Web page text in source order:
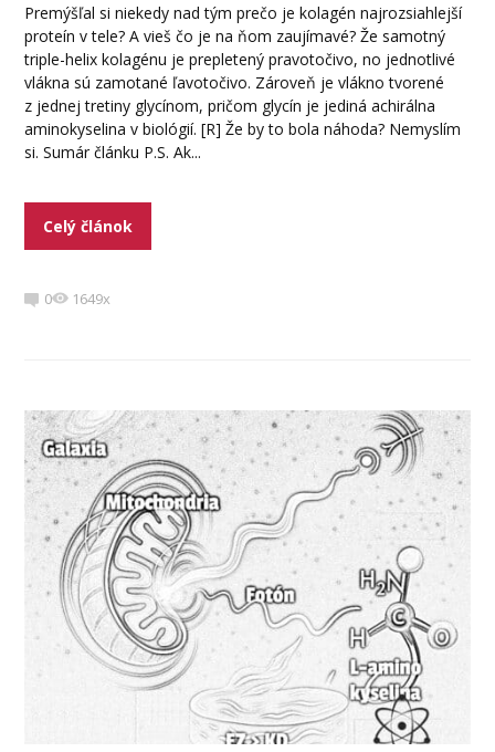
Premýšľal si niekedy nad tým prečo je kolagén najrozsiahlejší
proteín v tele? A vieš čo je na ňom zaujímavé? Že samotný
triple-helix kolagénu je prepletený pravotočivo, no jednotlivé
vlákna sú zamotané ľavotočivo. Zároveň je vlákno tvorené
z jednej tretiny glycínom, pričom glycín je jediná achirálna
aminokyselina v biológií. [R] Že by to bola náhoda? Nemyslím
si. Sumár článku P.S. Ak...
Celý článok
0 1649x